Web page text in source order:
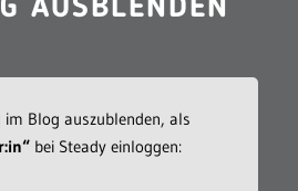
AUSBLENDEN
im Blog auszublenden, als
bei Steady einloggen: